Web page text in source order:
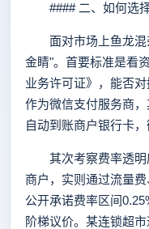
#### 二、如何选择
面对市场上鱼龙混
金睛"。首要标准是看
业务许可证》，能否
作为微信支付服务商
自动到账商户银行卡，
其次考察费率透明
商户，实则通过流量
公开承诺费率区间
阶梯议价。某连锁超